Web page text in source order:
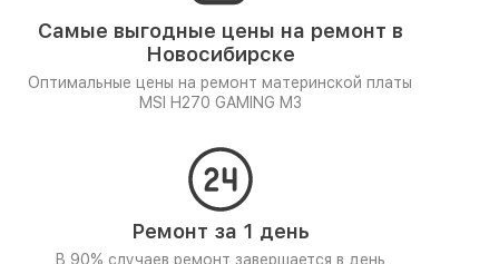
Самые выгодные цены на ремонт в
Новосибирске
Оптимальные цены на ремонт материнской платы
MSI H270 GAMING M3
Ремонт за 1 день
В 90% случаев ремонт завершается в день